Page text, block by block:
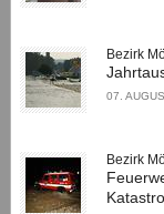
Bezirk
07.
Bezirk